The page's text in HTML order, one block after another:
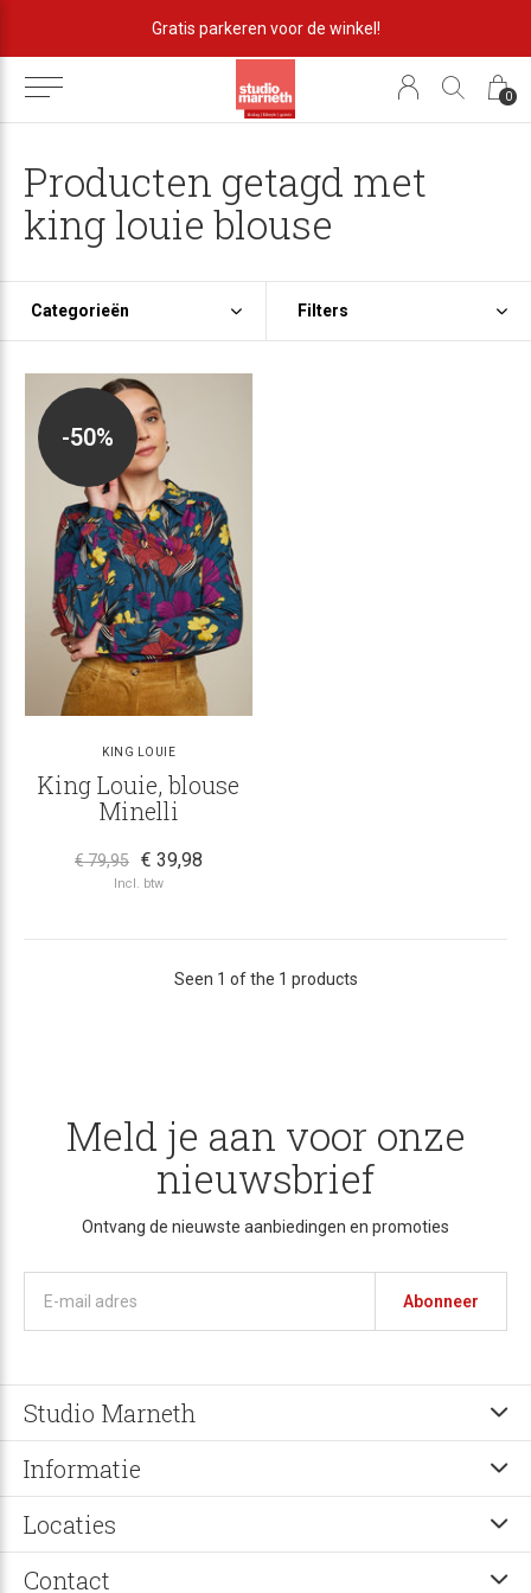
0
Gratis parkeren voor de winkel!
Producten getagd met
king louie blouse
Categorieën Filters
-50%
KING LOUIE
King Louie, blouse
Minelli
€ 79,95 € 39,98
Incl. btw
Seen 1 of the 1 products
Meld je aan voor onze
nieuwsbrief
Ontvang de nieuwste aanbiedingen en promoties
Abonneer
Studio Marneth
Informatie
Locaties
Contact